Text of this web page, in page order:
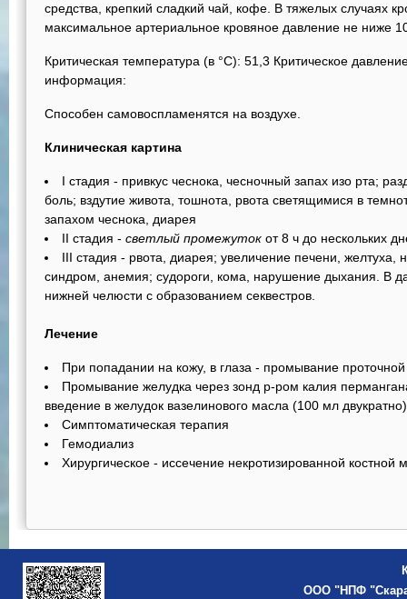
средства, крепкий сладкий чай, кофе. В тяжелых случаях
максимальное артериальное кровяное давление не ниже
Критическая температура (в °C): 51,3 Критическое
информация:
Способен самовоспламенятся на воздухе.
Клиническая картина
I стадия - привкус чеснока, чесночный запах изо рта;
боль; вздутие живота, тошнота, рвота светящимися в
запахом чеснока, диарея
II стадия - светлый промежуток от 8 ч до нескольких
III стадия - рвота, диарея; увеличение печени, желтуха,
синдром, анемия; судороги, кома, нарушение дыхания. В
нижней челюсти с образованием секвестров.
Лечение
При попадании на кожу, в глаза - промывание
Промывание желудка через зонд р-ром калия
введение в желудок вазелинового масла (100 мл двукратно)
Симптоматическая терапия
Гемодиализ
Хирургическое - иссечение некротизированной костной
ООО "НПФ